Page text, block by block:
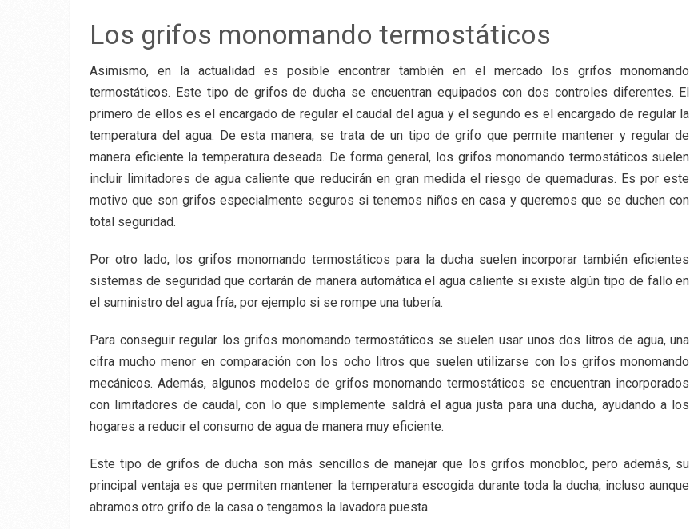
Los grifos monomando termostáticos
Asimismo, en la actualidad es posible encontrar también en el mercado los grifos monomando
termostáticos. Este tipo de grifos de ducha se encuentran equipados con dos controles diferentes. El
primero de ellos es el encargado de regular el caudal del agua y el segundo es el encargado de regular la
temperatura del agua. De esta manera, se trata de un tipo de grifo que permite mantener y regular de
manera eficiente la temperatura deseada. De forma general, los grifos monomando termostáticos suelen
incluir limitadores de agua caliente que reducirán en gran medida el riesgo de quemaduras. Es por este
motivo que son grifos especialmente seguros si tenemos niños en casa y queremos que se duchen con
total seguridad.
Por otro lado, los grifos monomando termostáticos para la ducha suelen incorporar también eficientes
sistemas de seguridad que cortarán de manera automática el agua caliente si existe algún tipo de fallo en
el suministro del agua fría, por ejemplo si se rompe una tubería.
Para conseguir regular los grifos monomando termostáticos se suelen usar unos dos litros de agua, una
cifra mucho menor en comparación con los ocho litros que suelen utilizarse con los grifos monomando
mecánicos. Además, algunos modelos de grifos monomando termostáticos se encuentran incorporados
con limitadores de caudal, con lo que simplemente saldrá el agua justa para una ducha, ayudando a los
hogares a reducir el consumo de agua de manera muy eficiente.
Este tipo de grifos de ducha son más sencillos de manejar que los grifos monobloc, pero además, su
principal ventaja es que permiten mantener la temperatura escogida durante toda la ducha, incluso aunque
abramos otro grifo de la casa o tengamos la lavadora puesta.